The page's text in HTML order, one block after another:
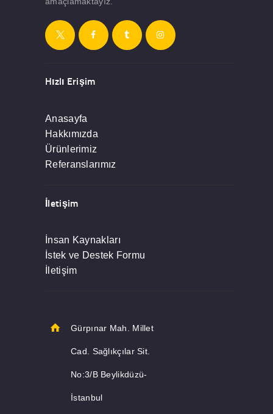
Hızlı Erişim
Anasayfa
Hakkımızda
Ürünlerimiz
Referanslarımız
İletişim
İnsan Kaynakları
İstek ve Destek Formu
İletişim
Gürpınar Mah. Millet
Cad. Sağlıkçılar Sit.
No:3/B Beylikdüzü-
İstanbul